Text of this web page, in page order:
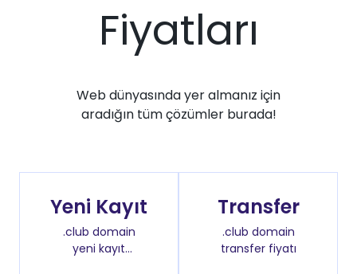
Fiyatları
Web dünyasında yer almanız için
aradığın tüm çözümler burada!
Yeni Kayıt
.club domain
yeni kayıt
Transfer
.club domain
transfer fiyatı